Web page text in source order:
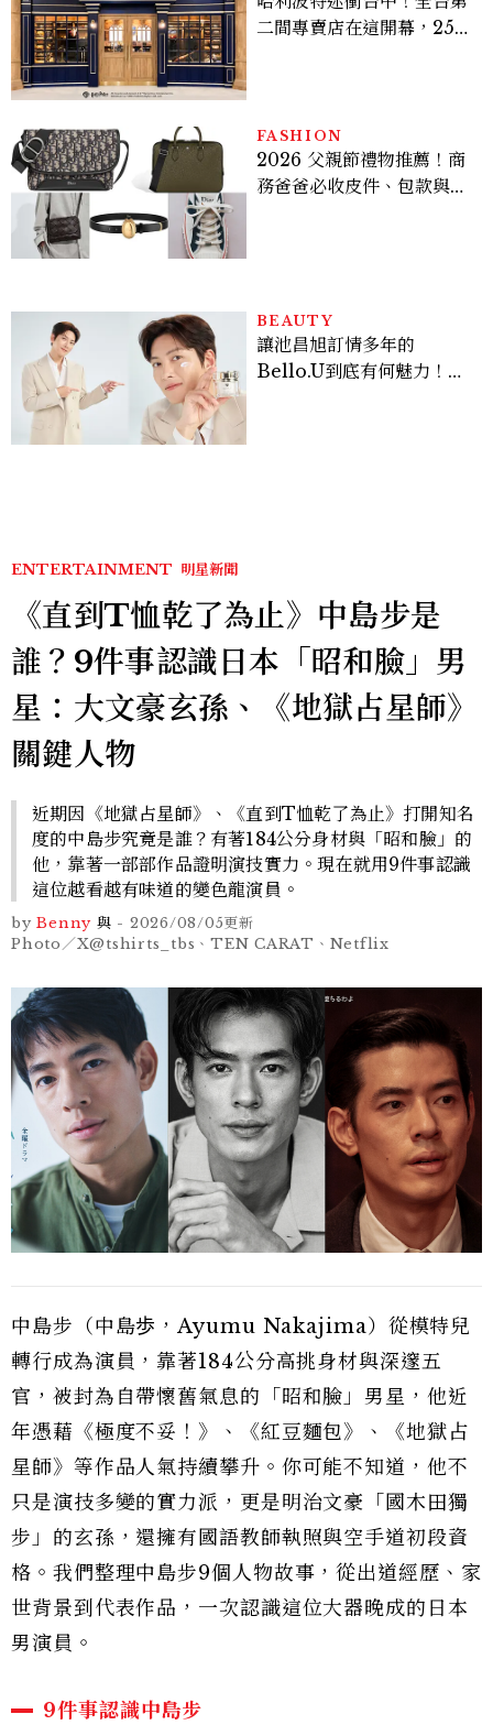
二間專賣店在這開幕，25週
FASHION
2026 父親節禮物推薦！商
務爸爸必收皮件、包款與鞋
BEAUTY
讓池昌旭訂情多年的
Bello.U到底有何魅力！揭
ENTERTAINMENT 明星新聞
《直到T恤乾了為止》中島步是
誰？9件事認識日本「昭和臉」男
星：大文豪玄孫、《地獄占星師》
關鍵人物
近期因《地獄占星師》、《直到T恤乾了為止》打開知名
度的中島步究竟是誰？有著184公分身材與「昭和臉」的
他，靠著一部部作品證明演技實力。現在就用9件事認識
這位越看越有味道的變色龍演員。
by Benny 與 - 2026/08/05更新
Photo／X@tshirts_tbs、TEN CARAT、Netflix
中島步（中島歩，Ayumu Nakajima）從模特兒
轉行成為演員，靠著184公分高挑身材與深邃五
官，被封為自帶懷舊氣息的「昭和臉」男星，他近
年憑藉《極度不妥！》、《紅豆麵包》、《地獄占
星師》等作品人氣持續攀升。你可能不知道，他不
只是演技多變的實力派，更是明治文豪「國木田獨
步」的玄孫，還擁有國語教師執照與空手道初段資
格。我們整理中島步9個人物故事，從出道經歷、家
世背景到代表作品，一次認識這位大器晚成的日本
男演員。
9件事認識中島步